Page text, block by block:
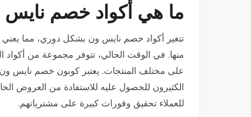
ما هي أكواد خصم نايس
تتغير أكواد خصم نايس ون بشكل دوري، مما يعني
الكثيرون للحصول عليه للاستفادة من العروض
للعملاء تحقيق وفورات كبيرة على مشترياتهم.